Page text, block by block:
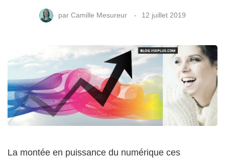
par Camille Mesureur 12 juillet 2019
La montée en puissance du numérique ces